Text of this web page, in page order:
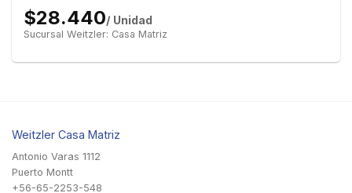
$28.440/ Unidad
Sucursal Weitzler: Casa Matriz
Weitzler Casa Matriz
Antonio Varas 1112
Puerto Montt
+56-65-2253-548